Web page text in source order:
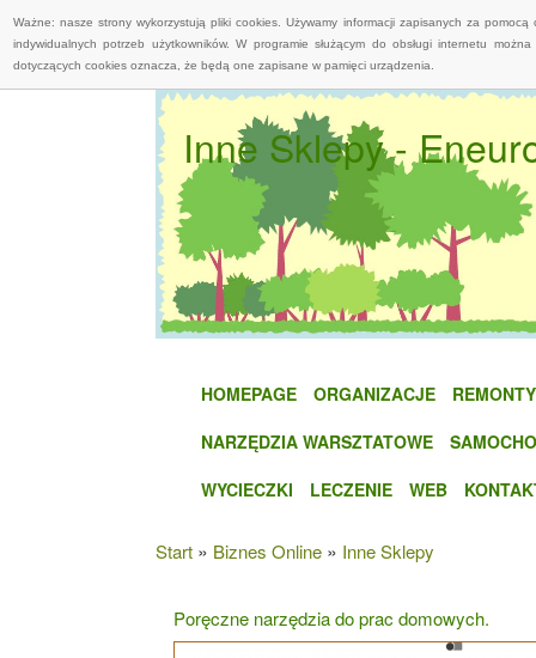
Ważne: nasze strony wykorzystują pliki cookies. Używamy informacji zapisanych za
indywidualnych potrzeb użytkowników. W programie służącym do obsługi internetu
dotyczących cookies oznacza, że będą one zapisane w pamięci urządzenia.
Inne Sklepy -
HOMEPAGE ORGANIZACJE
REMONTY
NARZĘDZIA WARSZTATOWE
WYCIECZKI
LECZENIE WEB
Start » Biznes Online » Inne Sklepy
Poręczne narzędzia do prac domowych.